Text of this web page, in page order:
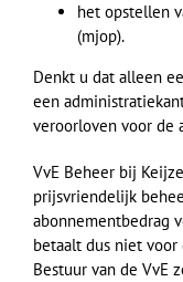
het opstellen
(mjop).
Denkt u dat alleen
een
veroorloven voor de
VvE Beheer bij
prijsvriendelijk
abonnementbedrag
betaalt dus niet
Bestuur van de VvE